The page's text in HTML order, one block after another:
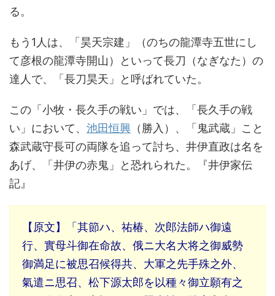
る。
もう1人は、「昊天宗建」（のちの龍潭寺五世にし
て彦根の龍潭寺開山）といって長刀（なぎなた）の
達人で、「長刀昊天」と呼ばれていた。
この「小牧・長久手の戦い」では、「長久手の戦
い」において、 池田恒興 （勝入）、「鬼武蔵」こと
森武蔵守長可の両隊を追って討ち、井伊直政は名を
あげ、「井伊の赤鬼」と恐れられた。『井伊家伝
記』
【原文】「其節ハ、祐椿、次郎法師ハ御遠
行、實母斗御在命故、俄ニ大名大将之御威勢
御満足に被思召候得共、大軍之先手殊之外、
氣遣ニ思召、松下源太郎を以種々御立願有之